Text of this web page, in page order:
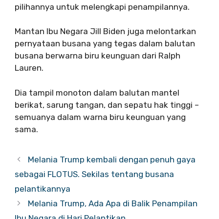
pilihannya untuk melengkapi penampilannya.
Mantan Ibu Negara Jill Biden juga melontarkan
pernyataan busana yang tegas dalam balutan
busana berwarna biru keunguan dari Ralph
Lauren.
Dia tampil monoton dalam balutan mantel
berikat, sarung tangan, dan sepatu hak tinggi –
semuanya dalam warna biru keunguan yang
sama.
Melania Trump kembali dengan penuh gaya
sebagai FLOTUS. Sekilas tentang busana
pelantikannya
Melania Trump, Ada Apa di Balik Penampilan